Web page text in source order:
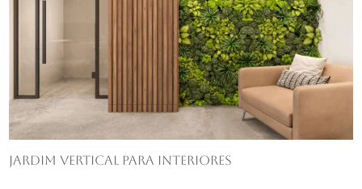
Jardim vertical para interiores